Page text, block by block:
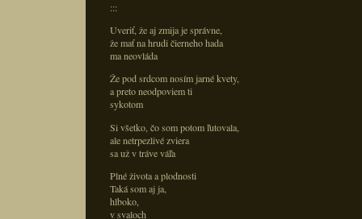
:::
Uveriť, že aj zmija je správne,
že mať na hrudi čierneho hada
ma neovláda
Že pod srdcom nosím jarné kvety,
a preto neodpoviem ti
sykotom
Si všetko, čo som potom ľutovala,
ale netrpezlivé zviera
sa už v tráve váľa
Plné života a plodnosti
Taká som aj ja,
hlboko,
v svaloch